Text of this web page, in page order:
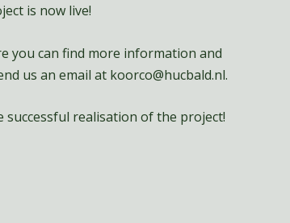
is now live!
you can find more information and
us an email at koorco@hucbald.nl.
realisation of the project!